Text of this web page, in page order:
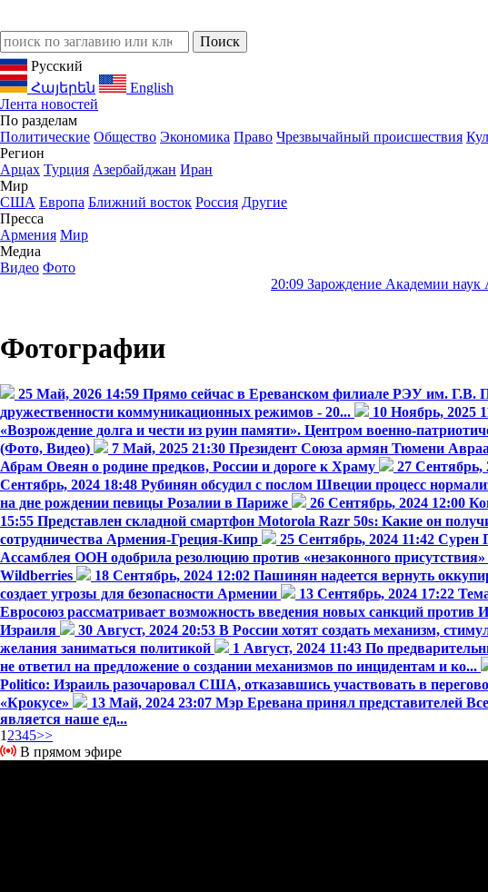
Русский
Հայերեն
English
Лента новостей
По разделам
Политические Общество Экономика Право Чрезвычайный происшествия
Регион
Арцах Турция Азербайджан Иран
Мир
США Европа Ближний восток Россия Другие
Пресса
Армения Мир
Медиа
Видео Фото
Зарождение Академии наук Армении: От
Фотографии
25 Май, 2026 14:59 Прямо сейчас в Ереванском филиале РЭУ им. Г.В.
дружественности коммуникационных режимов - 20...
10 Ноябрь, 2025
«Возрождение долга и чести из руин памяти». Центром военно-
(Фото, Видео)
7 Май, 2025 21:30 Президент Союза армян Тюмени
Абрам Овеян о родине предков, России и дороге к Храму
27 Сентябрь,
Сентябрь, 2024 18:48 Рубинян обсудил с послом Швеции процесс
на дне рождении певицы Розалии в Париже
26 Сентябрь, 2024 12:00
15:55 Представлен складной смартфон Motorola Razr 50s։ Kакие он
сотрудничества Армения-Греция-Кипр
25 Сентябрь, 2024 11:42 Сурен
Ассамблея ООН одобрила резолюцию против «незаконного присутствия»
Wildberries
18 Сентябрь, 2024 12:02 Пашинян надеется вернуть
создает угрозы для безопасности Армении
13 Сентябрь, 2024 17:22
Евросоюз рассматривает возможность введения новых санкций против
Израиля
30 Август, 2024 20:53 В России хотят создать механизм,
желания заниматься политикой
1 Август, 2024 11:43 По
не ответил на предложение о создании механизмов по инцидентам и ко...
Politico: Израиль разочаровал США, отказавшись участвовать в
«Крокусе»
13 Май, 2024 23:07 Мэр Еревана принял представителей
является наше ед...
1 2345>>
В прямом эфире